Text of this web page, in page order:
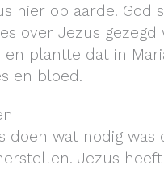
hier op aarde. God
over Jezus gezegd
plantte dat in
en bloed.
doen wat nodig
Jezus